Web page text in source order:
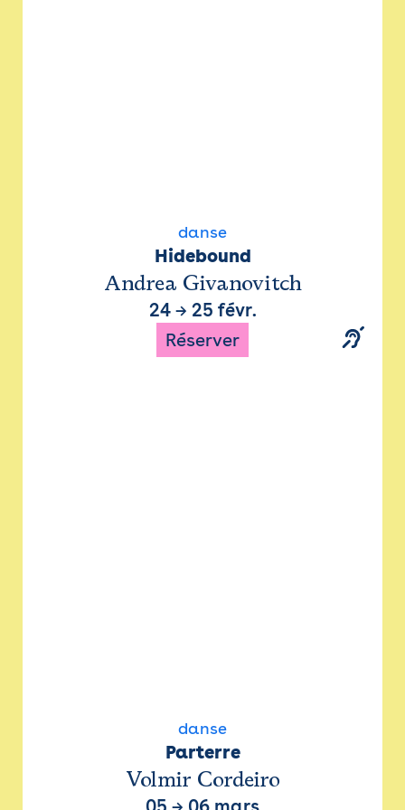
danse
Hidebound
Andrea Givanovitch
24→ 25 févr.
Réserver
danse
Parterre
Volmir Cordeiro